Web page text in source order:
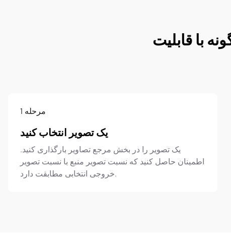
مرحله 1
یک تصویر انتخاب کنید
یک تصویر را در بخش مرجع تصاویر بارگذاری کنید.
اطمینان حاصل کنید که نسبت تصویر منبع با نسبت تصویر
خروجی انتخابی مطابقت دارد.